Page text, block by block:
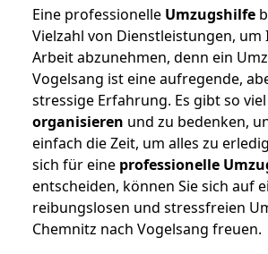
Eine professionelle Umzugshilfe
Vielzahl von Dienstleistungen, um
Arbeit abzunehmen, denn ein
Vogelsang ist eine aufregende,
stressige Erfahrung. Es gibt so
organisieren und zu bedenken,
einfach die Zeit, um alles zu
sich für eine professionelle
entscheiden, können Sie sich auf
reibungslosen und stressfreien
Chemnitz nach Vogelsang freuen.